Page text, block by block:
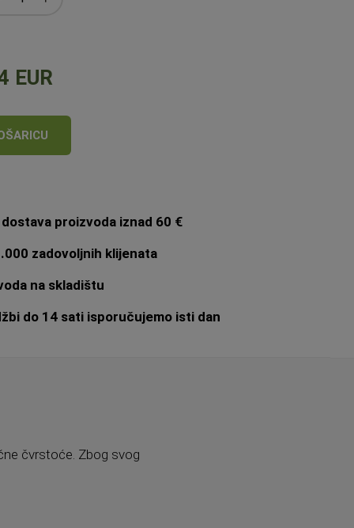
EUR
proizvoda iznad 60 €
zadovoljnih klijenata
na skladištu
do 14 sati isporučujemo isti dan
čvrstoće. Zbog svog